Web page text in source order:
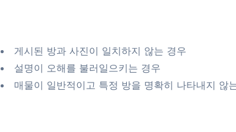
게시된 방과 사진이 일치하지 않는 경우
설명이 오해를 불러일으키는 경우
매물이 일반적이고 특정 방을 명확히 나타내지 않